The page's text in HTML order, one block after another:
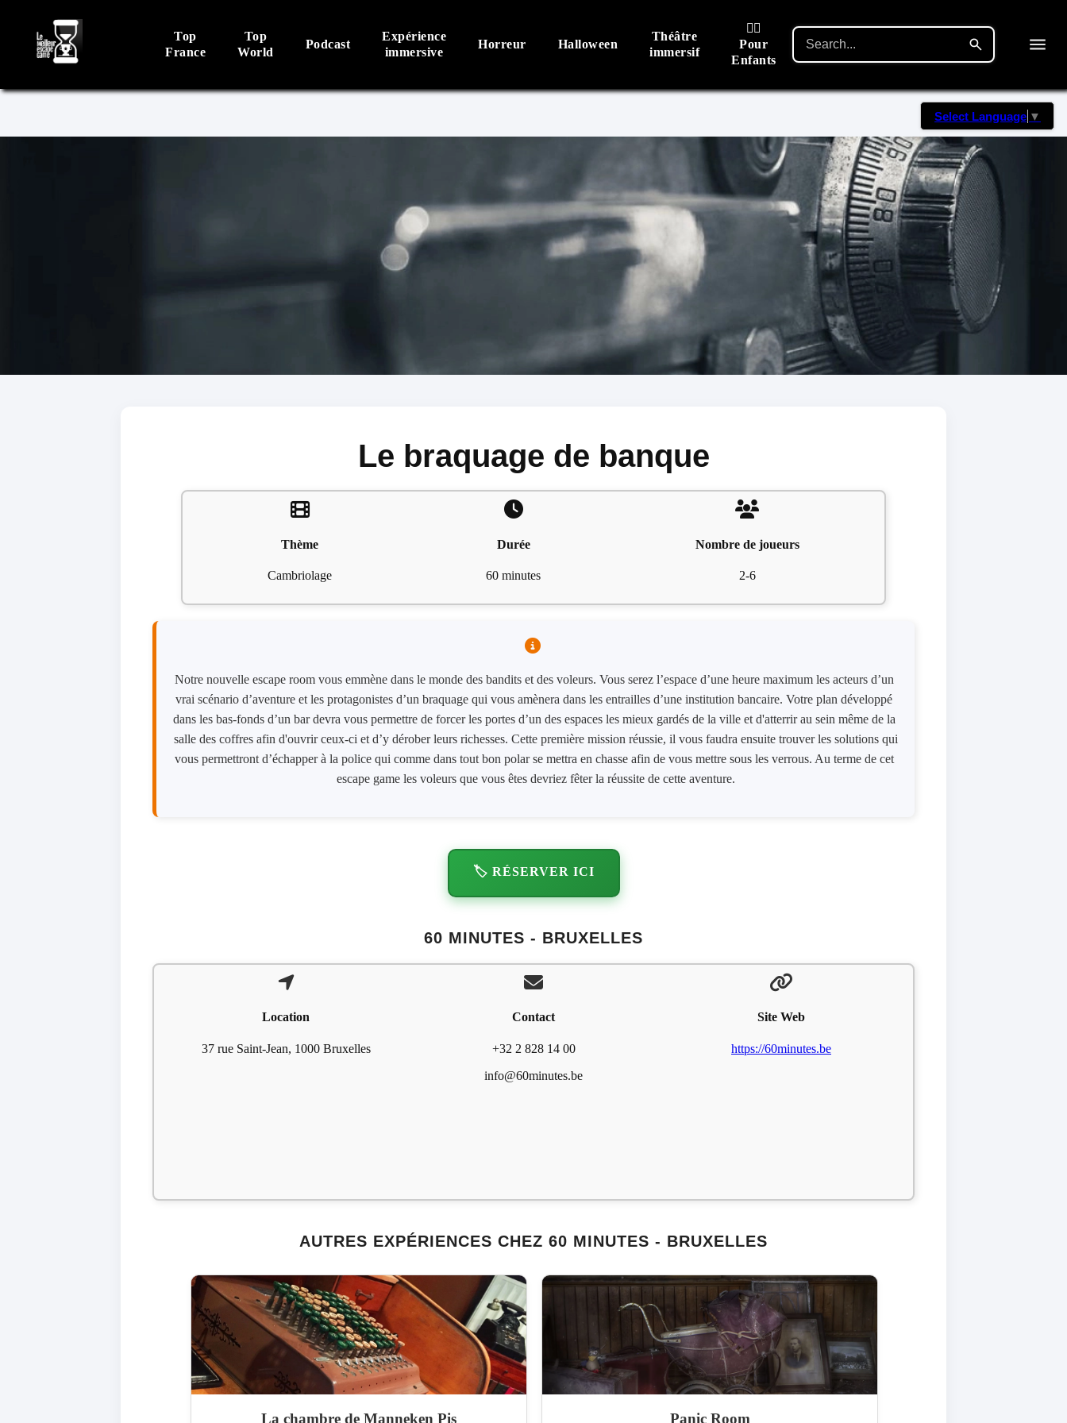
Top
France
Top
World
Podcast
Expérience
immersive
Horreur Halloween
Théâtre
immersif
🙋‍♂️
Pour
Enfants
Select Language ▼
Le braquage de banque
Thème
Cambriolage
Durée
60 minutes
Nombre de joueurs
2-6
Notre​ ​nouvelle​ ​escape​ ​room​ ​vous​ ​emmène​ ​dans​ ​le​ ​monde​ ​des​ ​bandits​ ​et​ ​des voleurs​​. Vous​ ​serez​ ​l’espace​ ​d’une​ ​heure​ ​maximum​ ​les​ ​acteurs d’un​ ​
vrai​ ​scénario​ ​d’aventure​ ​​et​ ​les​ ​protagonistes​ ​d’un​ ​braquage​ ​qui​ ​vous amènera​ ​dans​ ​les​ ​entrailles​ ​d’une​ ​institution​ ​bancaire​​. Votre​ ​plan​ ​développé​ ​
dans​ ​les​ ​bas​-​fonds​ ​d’un​ ​bar​ ​devra​ ​vous​ ​permettre​ ​de forcer​ ​les​ ​portes​ ​d’un​ ​des​ ​espaces​ ​les​ ​mieux​ ​gardés​ ​de​ ​la​ ​ville​ ​et​ ​d'atterrir​ ​au​ ​sein même​ ​de​ ​la​ ​
salle​ ​des​ ​coffres​ ​afin​ ​d​'​ouvrir​ ​ceux-ci​ ​et​ ​d’y​ ​dérober​ ​leurs​ ​richesses. Cette​ ​première​ ​mission​ ​réussie​, ​il​ ​vous​ ​faudra​ ​ensuite​ ​trouver​ ​les​ ​solutions qui​
​vous​ ​permettront​ ​d’échapper​ ​à​ ​la​ ​police​ ​qui​ ​comme​ ​dans​ ​tout​ ​bon​ ​polar​ ​se mettra​ ​en​ ​chasse​ ​afin​ ​de​ ​vous​ ​mettre​ ​sous​ ​les​ ​verrous​. Au​ ​terme​ ​de​ ​cet​ ​
escape game​ ​les​ ​voleurs​ ​que​ ​vous​ ​êtes​ ​devriez​ ​fêter​ ​la​ ​réussite​ ​de​ ​cette​ ​aventure​​.
🏷️ RÉSERVER ICI
60 MINUTES - BRUXELLES
Location
37 rue Saint-Jean, 1000 Bruxelles
Contact
+32 2 828 14 00
info@60minutes.be
Site Web
https://60minutes.be
AUTRES EXPÉRIENCES CHEZ 60 MINUTES - BRUXELLES
La chambre de Manneken Pis Panic Room